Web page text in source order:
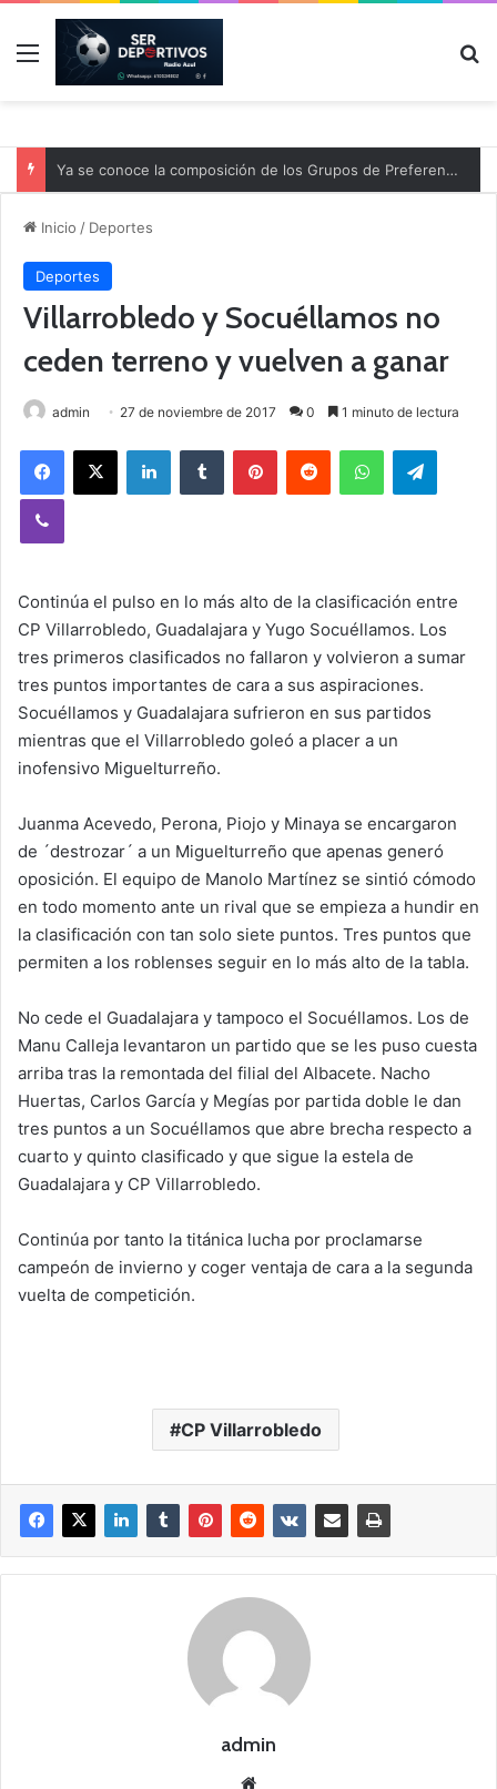
Menú
Ya se conoce la composición de los Grupos de Preferente y el calendario
Inicio / Deportes
Deportes
Villarrobledo y Socuéllamos no
ceden terreno y vuelven a ganar
admin 27 de noviembre de 2017 0 1 minuto de lectura
Continúa el pulso en lo más alto de la clasificación entre
CP Villarrobledo, Guadalajara y Yugo Socuéllamos. Los
tres primeros clasificados no fallaron y volvieron a sumar
tres puntos importantes de cara a sus aspiraciones.
Socuéllamos y Guadalajara sufrieron en sus partidos
mientras que el Villarrobledo goleó a placer a un
inofensivo Miguelturreño.
Juanma Acevedo, Perona, Piojo y Minaya se encargaron
de ´destrozar´ a un Miguelturreño que apenas generó
oposición. El equipo de Manolo Martínez se sintió cómodo
en todo momento ante un rival que se empieza a hundir en
la clasificación con tan solo siete puntos. Tres puntos que
permiten a los roblenses seguir en lo más alto de la tabla.
No cede el Guadalajara y tampoco el Socuéllamos. Los de
Manu Calleja levantaron un partido que se les puso cuesta
arriba tras la remontada del filial del Albacete. Nacho
Huertas, Carlos García y Megías por partida doble le dan
tres puntos a un Socuéllamos que abre brecha respecto a
cuarto y quinto clasificado y que sigue la estela de
Guadalajara y CP Villarrobledo.
Continúa por tanto la titánica lucha por proclamarse
campeón de invierno y coger ventaja de cara a la segunda
vuelta de competición.
CP Villarrobledo
admin